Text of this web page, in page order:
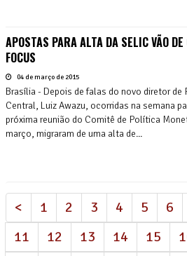
APOSTAS PARA ALTA DA SELIC VÃO
FOCUS
04 de março de 2015
Brasília - Depois de falas do novo diretor
Central, Luiz Awazu, ocorridas na semana
próxima reunião do Comitê de Política
março, migraram de uma alta de...
< 1 2 3 4 5 6
11
12 13 14 15